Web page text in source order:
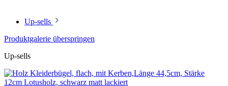
Up-sells
Produktgalerie überspringen
Up-sells